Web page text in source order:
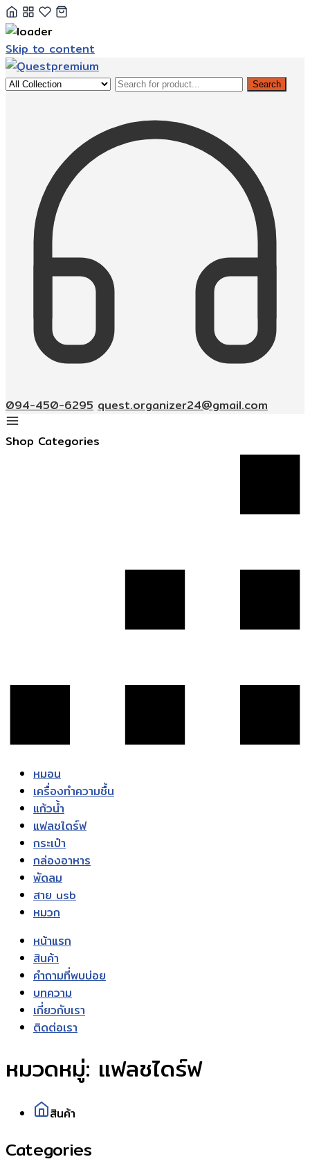
Skip to content
Search
094-450-6295 quest.organizer24@gmail.com
Shop Categories
หมอน
เครื่องทำความชื้น
แก้วน้ำ
แฟลชไดร์ฟ
กระเป๋า
กล่องอาหาร
พัดลม
สาย usb
หมวก
หน้าแรก
สินค้า
คำถามที่พบบ่อย
บทความ
เกี่ยวกับเรา
ติดต่อเรา
หมวดหมู่: แฟลชไดร์ฟ
สินค้า
Categories